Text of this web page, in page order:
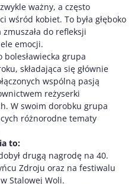
ważny, a często
wśród kobiet. To była głęboko
do refleksji
emocji.
bolesławiecka grupa
składająca się głównie
wspólną pasją
reżyserki
​W swoim dorobku grupa
różnorodne tematy
to:​
drugą nagrodę na 40.
Zdroju oraz na festiwalu
Stalowej Woli.